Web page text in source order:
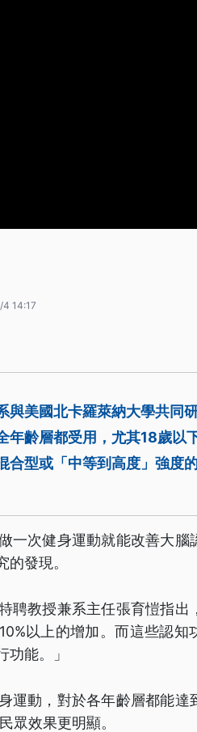
14:17
與美國北卡羅萊納大學共同
年齡層都受用，尤其18歲以
合型或「中等到高度」強度
一次健身運動就能改善大腦
發現。
聘教授兼系主任張育愷指出
以上的增加。而這些認知
能。」
運動，對於各年齡層都能達
眾效果更明顯。